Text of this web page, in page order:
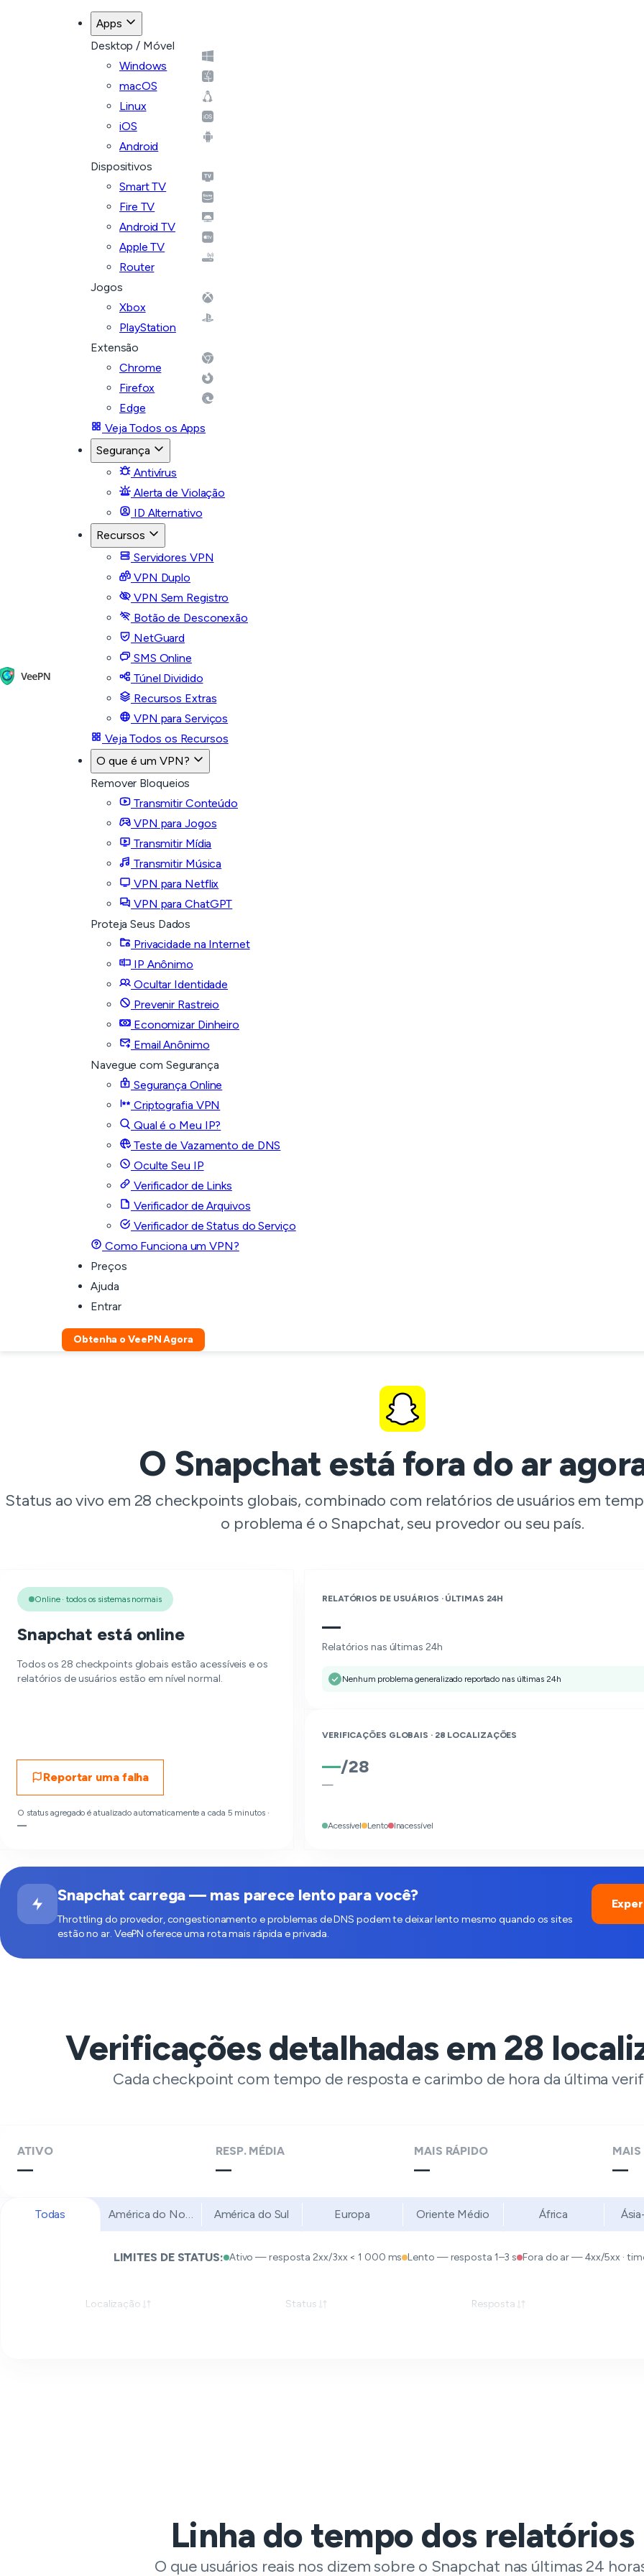
Apps
Desktop / Móvel
Windows
macOS
Linux
iOS
Android
Dispositivos
Smart TV
Fire TV
Android TV
Apple TV
Router
Jogos
Xbox
PlayStation
Extensão
Chrome
Firefox
Edge
Veja Todos os Apps
Segurança
Antivírus
Alerta de Violação
ID Alternativo
Recursos
Servidores VPN
VPN Duplo
VPN Sem Registro
Botão de Desconexão
NetGuard
SMS Online
Túnel Dividido
Recursos Extras
VPN para Serviços
Veja Todos os Recursos
O que é um VPN?
Remover Bloqueios
Transmitir Conteúdo
VPN para Jogos
Transmitir Mídia
Transmitir Música
VPN para Netflix
VPN para ChatGPT
Proteja Seus Dados
Privacidade na Internet
IP Anônimo
Ocultar Identidade
Prevenir Rastreio
Economizar Dinheiro
Email Anônimo
Navegue com Segurança
Segurança Online
Criptografia VPN
Qual é o Meu IP?
Teste de Vazamento de DNS
Oculte Seu IP
Verificador de Links
Verificador de Arquivos
Verificador de Status do Serviço
Como Funciona um VPN?
Preços
Ajuda
Entrar
Obtenha o VeePN Agora
O Snapchat está fora do ar
Status ao vivo em 28 checkpoints globais, combinado com relatórios de usuários em
o problema é o Snapchat, seu provedor ou seu país.
Online · todos os sistemas normais
Snapchat está online
Todos os 28 checkpoints globais estão acessíveis e os
relatórios de usuários estão em nível normal.
Reportar uma falha
O status agregado é atualizado automaticamente a cada 5 minutos ·
—
RELATÓRIOS DE USUÁRIOS · ÚLTIMAS 24H
—
Relatórios nas últimas 24h
Nenhum problema generalizado reportado nas últimas 24h
VERIFICAÇÕES GLOBAIS · 28 LOCALIZAÇÕES
—/28
—
Acessível Lento Inacessível
Snapchat carrega — mas parece lento para você?
Throttling do provedor, congestionamento e problemas de DNS podem te deixar lento mesmo quando os sites
estão no ar. VeePN oferece uma rota mais rápida e privada.
Verificações detalhadas em28
Cada checkpoint com tempo de resposta e carimbo de hora da última
ATIVO
—
RESP. MÉDIA
—
MAIS RÁPIDO
—
MAIS
—
Todas América do Norte América do Sul Europa Oriente Médio África
LIMITES DE STATUS: Ativo — resposta 2xx/3xx < 1 000 ms Lento — resposta 1–3 s Fora do ar — 4xx/5xx ·
Localização Status Resposta
Linha do tempo dos relatórios
O que usuários reais nos dizem sobre o Snapchat nas últimas 24